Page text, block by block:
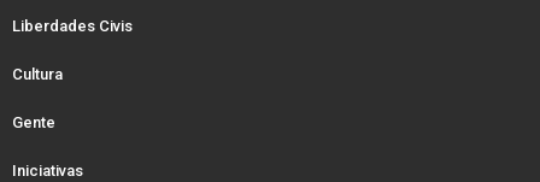
Liberdades Civis
Cultura
Gente
Iniciativas